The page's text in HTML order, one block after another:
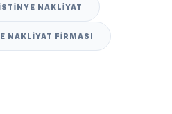
NAKLIYAT
NAKLIYAT FIRMASI